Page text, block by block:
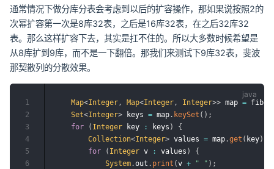
通常情况下做分库分表会考虑到以后的扩容操作，那如果说按照2的
次幂扩容第一次是8库32表，之后是16库32表，在之后32库32
表。那么这样扩容下去，其实是扛不住的。所以大多数时候希望是
从8库扩到9库，而不是一下翻倍。那我们来测试下9库32表，斐波
那契散列的分散效果。
Map<Integer, Map<Integer, Integer>> map =
Set<Integer> keys = map . keySet ( ) ;
for
( Integer key : keys )
{
Collection<Integer> values = map .get ( key)
for
( Integer v : values )
{
System .out . print (v + " " ) ;
1
2
3
4
5
6